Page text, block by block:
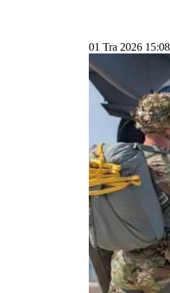
01 Tra 2026 15:08